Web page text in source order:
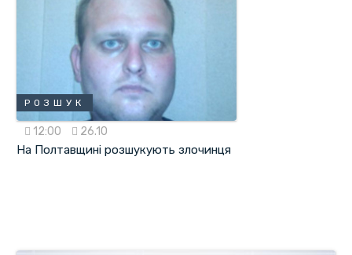
РОЗШУК
12:00 26.10
На Полтавщині розшукують злочинця